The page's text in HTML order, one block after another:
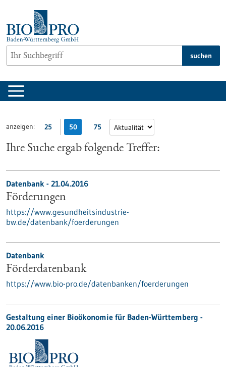
springen
suchen
anzeigen: 25 50 75
Ihre Suche ergab folgende Treffer:
Datenbank - 21.04.2016
Förderungen
https://www.gesundheitsindustrie-
bw.de/datenbank/foerderungen
Datenbank
Förderdatenbank
https://www.bio-pro.de/datenbanken/foerderungen
Gestaltung einer Bioökonomie für Baden-Württemberg -
20.06.2016